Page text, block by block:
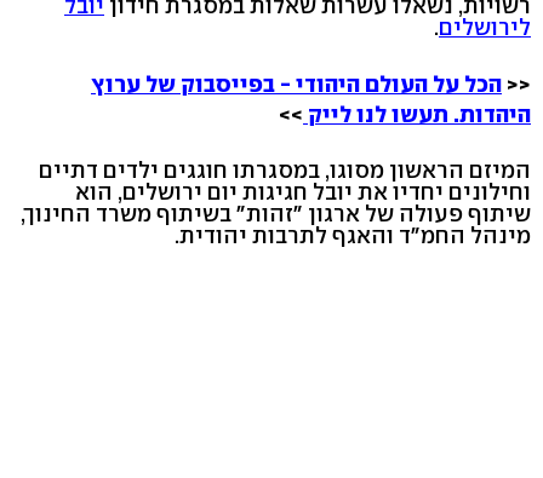
לירושלים.
<< הכל על העולם היהודי - בפייסבוק של ערוץ
היהדות. תעשו לנו לייק >>
המיזם הראשון מסוגו, במסגרתו חוגגים ילדים דתיים
וחילונים יחדיו את יובל חגיגות יום ירושלים, הוא
שיתוף פעולה של ארגון "זהות" בשיתוף משרד החינוך,
מינהל החמ"ד והאגף לתרבות יהודית.